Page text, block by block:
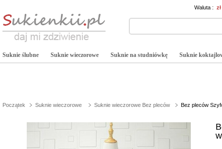
Waluta :
Suknie ślubne Suknie wieczorowe Suknie na studniówkę Suknie
Początek Suknie wieczorowe Suknie wieczorowe Bez pleców Bez pleców